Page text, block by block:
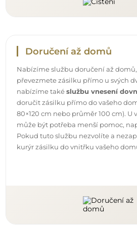
Doručení až domů
Nabízíme službu doručení až
převezmete zásilku přímo u svých
nabízíme takéslužbu vnesení
doručit zásilku přímo do vašeho
80×120 cm nebo průměr 100 cm). U
může být potřeba menší pomoc,
Pokud tuto službu nezvolíte a
kurýr zásilku do vnitřku vašeho